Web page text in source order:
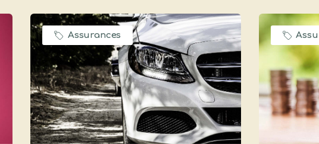
Assurances